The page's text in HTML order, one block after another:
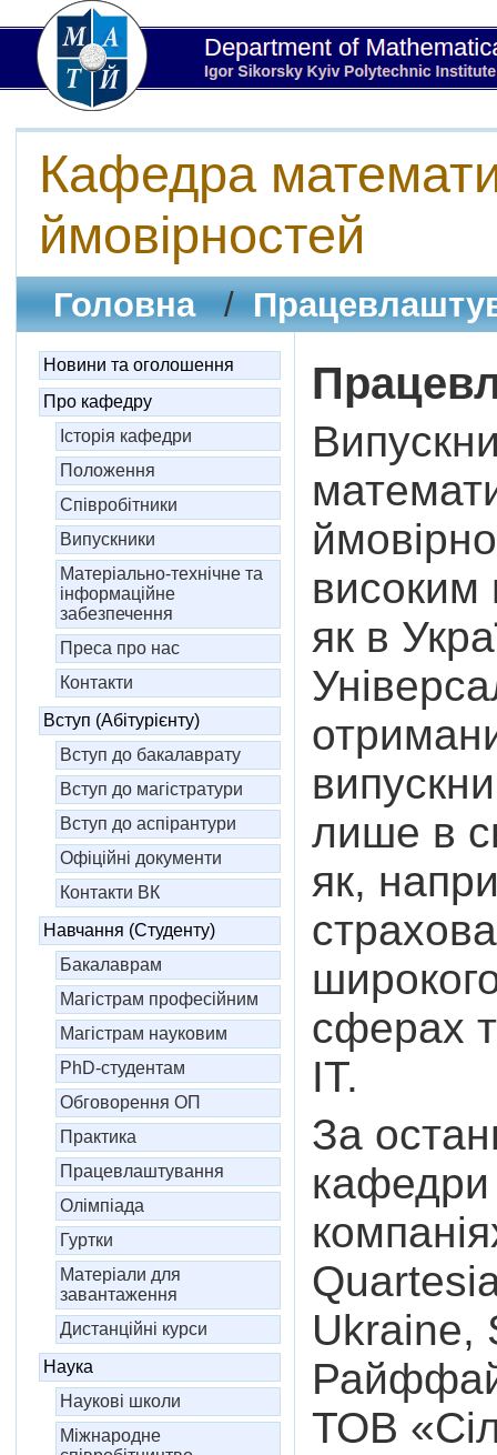
Кафедра
ймовірностей
Головна /
Новини та оголошення
Про кафедру
Історія кафедри
Положення
Співробітники
Випускники
Матеріально-технічне та
інформаційне
забезпечення
Преса про нас
Контакти
Вступ (Абітурієнту)
Вступ до бакалаврату
Вступ до магістратури
Вступ до аспірантури
Офіційні документи
Контакти ВК
Навчання (Студенту)
Бакалаврам
Магістрам професійним
Магістрам науковим
PhD-студентам
Обговорення ОП
Практика
Працевлаштування
Олімпіада
Гуртки
Матеріали для
завантаження
Дистанційні курси
Наука
Наукові школи
Міжнародне
високим
як в
лише в
як,
сферах
IT.
За
кафедри
Ukraine,
ТОВ